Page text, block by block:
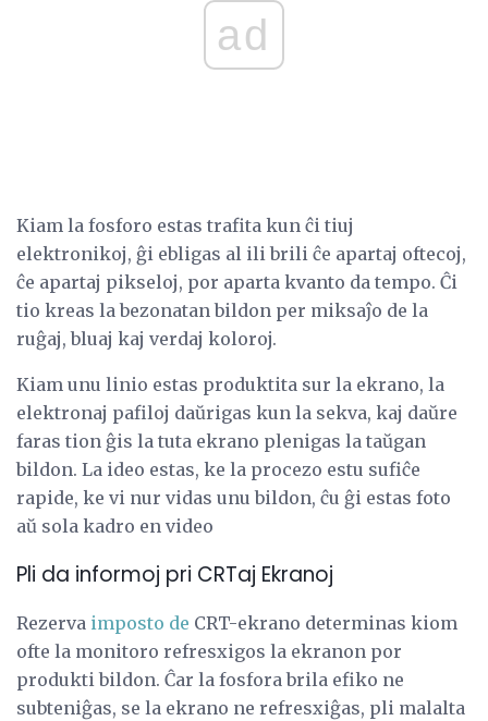
ad
Kiam la fosforo estas trafita kun ĉi tiuj
elektronikoj, ĝi ebligas al ili brili ĉe apartaj oftecoj,
ĉe apartaj pikseloj, por aparta kvanto da tempo. Ĉi
tio kreas la bezonatan bildon per miksaĵo de la
ruĝaj, bluaj kaj verdaj koloroj.
Kiam unu linio estas produktita sur la ekrano, la
elektronaj pafiloj daŭrigas kun la sekva, kaj daŭre
faras tion ĝis la tuta ekrano plenigas la taŭgan
bildon. La ideo estas, ke la procezo estu sufiĉe
rapide, ke vi nur vidas unu bildon, ĉu ĝi estas foto
aŭ sola kadro en video
Pli da informoj pri CRTaj Ekranoj
Rezerva imposto de CRT-ekrano determinas kiom
ofte la monitoro refresxigos la ekranon por
produkti bildon. Ĉar la fosfora brila efiko ne
subteniĝas, se la ekrano ne refresxiĝas, pli malalta